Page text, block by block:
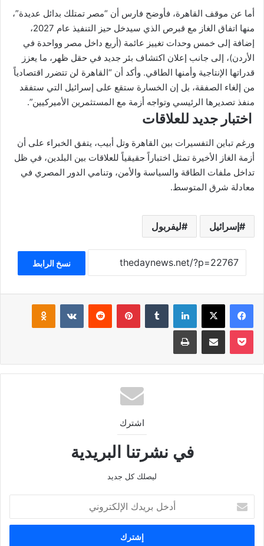
أما عن موقف القاهرة، فأوضح فارس أن “مصر تمتلك بدائل عديدة”،
منها اتفاق الغاز مع قبرص الذي سيدخل حيز التنفيذ عام 2027،
إضافة إلى خمس وحدات تغييز عائمة (أربع داخل مصر وواحدة في
الأردن)، إلى جانب إعلان اكتشاف بئر جديد في حقل ظهر، ما يعزز
قدراتها الإنتاجية وأمنها الطاقي. وأكد أن “القاهرة لن تتضرر اقتصادياً
من إلغاء الصفقة، بل إن الخسارة ستقع على إسرائيل التي ستفقد
منفذ تصديرها الرئيسي وتواجه أزمة مع المستثمرين الأميركيين”.
اختبار جديد للعلاقات
ورغم تباين التفسيرات بين القاهرة وتل أبيب، يتفق الخبراء على أن
أزمة الغاز الأخيرة تمثل اختباراً حقيقياً للعلاقات بين البلدين، في ظل
تداخل ملفات الطاقة والسياسة والأمن، وتنامي الدور المصري في
معادلة شرق المتوسط.
إسرائيل ليفربول
نسخ الرابط
فيسبوك ‫X لينكدإن بينتيريست
‫Pocket مشاركة عبر البريد طباعة
اشترك
في نشرتنا البريدية
ليصلك كل جديد
بريدك
الإلكتروني